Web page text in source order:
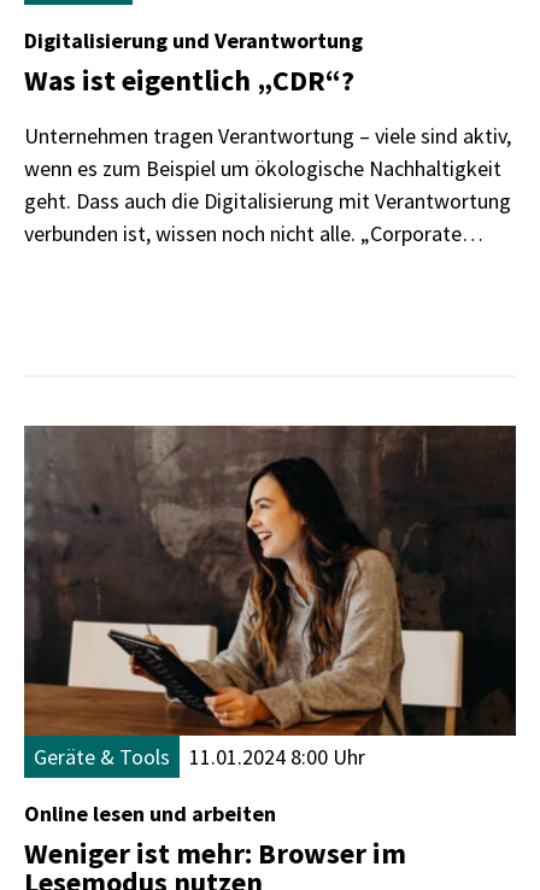
Digitalisierung und Verantwortung
Was ist eigentlich „CDR“?
Unternehmen tragen Verantwortung – viele sind aktiv,
wenn es zum Beispiel um ökologische Nachhaltigkeit
geht. Dass auch die Digitalisierung mit Verantwortung
verbunden ist, wissen noch nicht alle. „Corporate
Geräte & Tools 11.01.2024 8:00 Uhr
Online lesen und arbeiten
Weniger ist mehr: Browser im
Lesemodus nutzen